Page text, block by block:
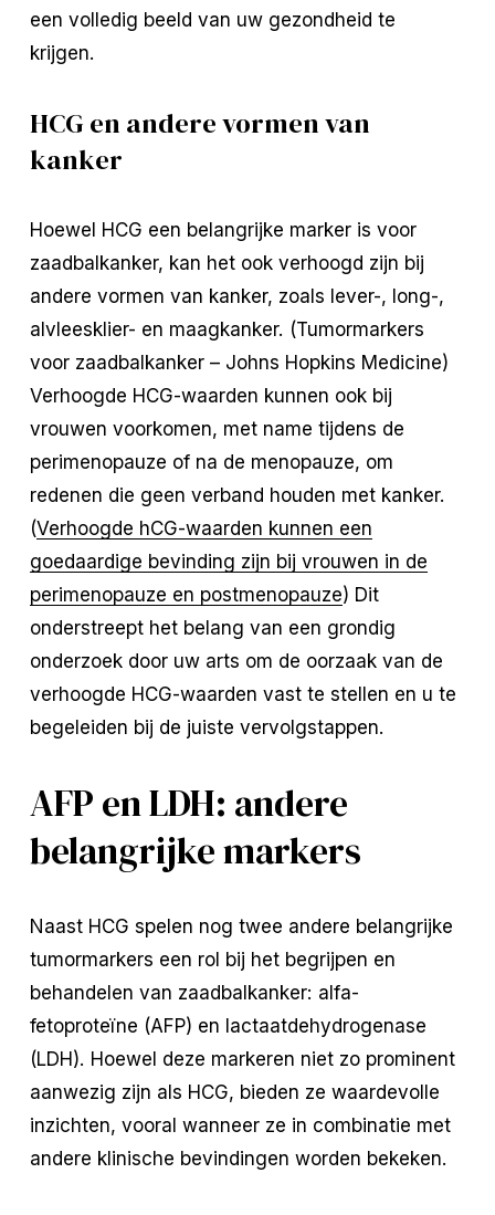
een volledig beeld van uw gezondheid te
krijgen.
HCG en andere vormen van
kanker
Hoewel HCG een belangrijke marker is voor
zaadbalkanker, kan het ook verhoogd zijn bij
andere vormen van kanker, zoals lever-, long-,
alvleesklier- en maagkanker. (Tumormarkers
voor zaadbalkanker – Johns Hopkins Medicine)
Verhoogde HCG-waarden kunnen ook bij
vrouwen voorkomen, met name tijdens de
perimenopauze of na de menopauze, om
redenen die geen verband houden met kanker.
(Verhoogde hCG-waarden kunnen een
goedaardige bevinding zijn bij vrouwen in de
perimenopauze en postmenopauze) Dit
onderstreept het belang van een grondig
onderzoek door uw arts om de oorzaak van de
verhoogde HCG-waarden vast te stellen en u te
begeleiden bij de juiste vervolgstappen.
AFP en LDH: andere
belangrijke markers
Naast HCG spelen nog twee andere belangrijke
tumormarkers een rol bij het begrijpen en
behandelen van zaadbalkanker: alfa-
fetoproteïne (AFP) en lactaatdehydrogenase
(LDH). Hoewel deze markeren niet zo prominent
aanwezig zijn als HCG, bieden ze waardevolle
inzichten, vooral wanneer ze in combinatie met
andere klinische bevindingen worden bekeken.